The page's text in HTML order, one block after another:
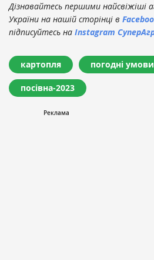
Дізнавайтесь першими найсвіжіші
України на нашій сторінці в
підписуйтесь на Instagram
картопля погодні умови
посівна-2023